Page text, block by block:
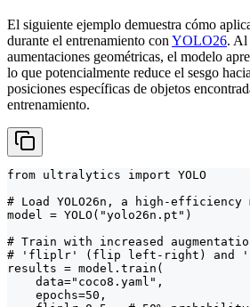
El siguiente ejemplo demuestra cómo
durante el entrenamiento con YOLO26. Al
aumentaciones geométricas, el modelo
lo que potencialmente reduce el sesgo
posiciones específicas de objetos
entrenamiento.
from ultralytics import YOLO
# Load YOLO26n, a high-
model = YOLO("yolo26n.pt")
# Train with increased
# 'fliplr' (flip left-right) and
results = model.train(
    data="coco8.yaml",
    epochs=50,